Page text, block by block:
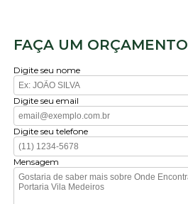
FAÇA UM ORÇAMENTO
Digite seu nome
Digite seu email
Digite seu telefone
Mensagem